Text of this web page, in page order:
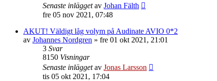
Senaste inläggetav Johan Fälth
fre 05 nov 2021, 07:48
AKUT! Väldigt låg volym på Audinate AVIO 0*2
av Johannes Nordgren » fre 01 okt 2021, 21:01
3 Svar
8150 Visningar
Senaste inläggetav Jonas Larsson
tis 05 okt 2021, 17:04